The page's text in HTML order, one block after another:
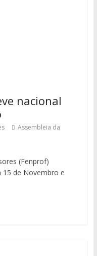
nacional
Assembleia da
(Fenprof)
15 de Novembro e